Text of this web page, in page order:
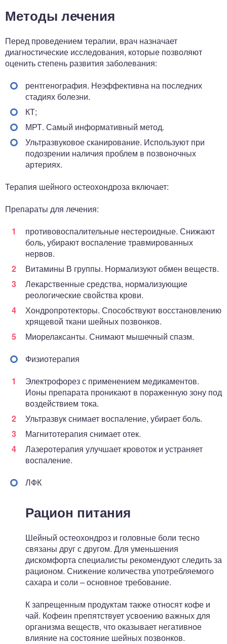
Методы лечения
Перед проведением терапии, врач назначает
диагностические исследования, которые позволяют
оценить степень развития заболевания:
рентгенография. Неэффективна на последних
стадиях болезни.
КТ;
МРТ. Самый информативный метод.
Ультразвуковое сканирование. Используют при
подозрении наличия проблем в позвоночных
артериях.
Терапия шейного остеохондроза включает:
Препараты для лечения:
противовоспалительные нестероидные. Снижают
боль, убирают воспаление травмированных
нервов.
Витамины В группы. Нормализуют обмен веществ.
Лекарственные средства, нормализующие
реологические свойства крови.
Хондропротекторы. Способствуют восстановлению
хрящевой ткани шейных позвонков.
Миорелаксанты. Снимают мышечный спазм.
Физиотерапия
Электрофорез с применением медикаментов.
Ионы препарата проникают в пораженную зону под
воздействием тока.
Ультразвук снимает воспаление, убирает боль.
Магнитотерапия снимает отек.
Лазеротерапия улучшает кровоток и устраняет
воспаление.
ЛФК
Рацион питания
Шейный остеохондроз и головные боли тесно
связаны друг с другом. Для уменьшения
дискомфорта специалисты рекомендуют следить за
рационом. Снижение количества употребляемого
сахара и соли – основное требование.
К запрещенным продуктам также относят кофе и
чай. Кофеин препятствует усвоению важных для
организма веществ, что оказывает негативное
влияние на состояние шейных позвонков.